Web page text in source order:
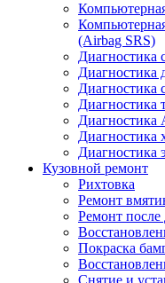
(Airbag SRS)
Диагностика
Диагностика
Диагностика
Диагностика
Диагностика
Диагностика
Диагностика
Кузовной ремонт
Рихтовка
Ремонт
Ремонт
Покраска
Снятие и